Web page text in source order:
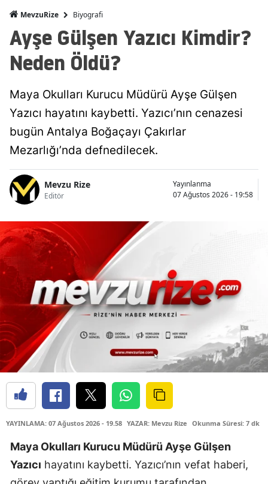
MevzuRize Biyografi
Ayşe Gülşen Yazıcı Kimdir?
Neden Öldü?
Maya Okulları Kurucu Müdürü Ayşe Gülşen
Yazıcı hayatını kaybetti. Yazıcı’nın cenazesi
bugün Antalya Boğaçayı Çakırlar
Mezarlığı’nda defnedilecek.
Mevzu Rize
Editör
Yayınlanma
07 Ağustos 2026 - 19:58
YAYINLAMA: 07 Ağustos 2026 - 19.58 YAZAR: Mevzu Rize Okunma Süresi: 7 dk
Maya Okulları Kurucu Müdürü Ayşe Gülşen
Yazıcı hayatını kaybetti. Yazıcı’nın vefat haberi,